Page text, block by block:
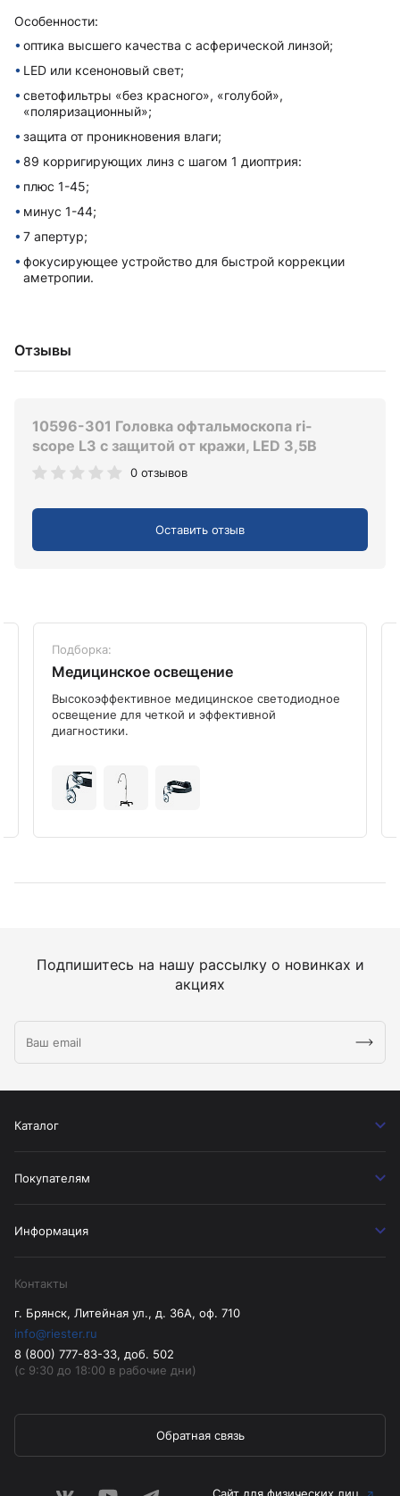
Особенности:
оптика высшего качества с асферической линзой;
LED или ксеноновый свет;
светофильтры «без красного», «голубой»,
«поляризационный»;
защита от проникновения влаги;
89 корригирующих линз с шагом 1 диоптрия:
плюс 1-45;
минус 1-44;
7 апертур;
фокусирующее устройство для быстрой коррекции
аметропии.
Отзывы
10596-301 Головка офтальмоскопа ri-
scope L3 с защитой от кражи, LED 3,5В
0 отзывов
Оставить отзыв
Подборка:
Медицинское освещение
Высокоэффективное медицинское светодиодное
освещение для четкой и эффективной
диагностики.
Подпишитесь на нашу рассылку о новинках и
акциях
Каталог
Покупателям
Информация
Контакты
г. Брянск, Литейная ул., д. 36А, оф. 710
info@riester.ru
8 (800) 777-83-33, доб. 502
(с 9:30 до 18:00 в рабочие дни)
Обратная связь